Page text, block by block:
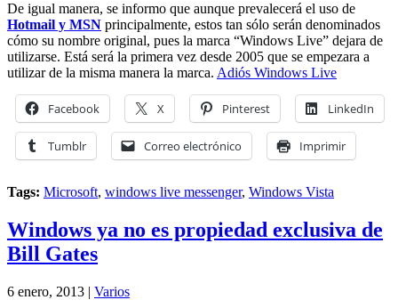
De igual manera, se informo que aunque prevalecerá el uso de
Hotmail y MSN principalmente, estos tan sólo serán denominados
cómo su nombre original, pues la marca “Windows Live” dejara de
utilizarse. Está será la primera vez desde 2005 que se empezara a
utilizar de la misma manera la marca. Adiós Windows Live
Facebook X Pinterest LinkedIn
Tumblr Correo electrónico Imprimir
Tags: Microsoft, windows live messenger, Windows Vista
Windows ya no es propiedad exclusiva de
Bill Gates
6 enero, 2013 | Varios